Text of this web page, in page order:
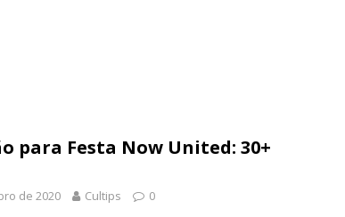
para Festa Now United: 30+
de 2020 Cultips 0